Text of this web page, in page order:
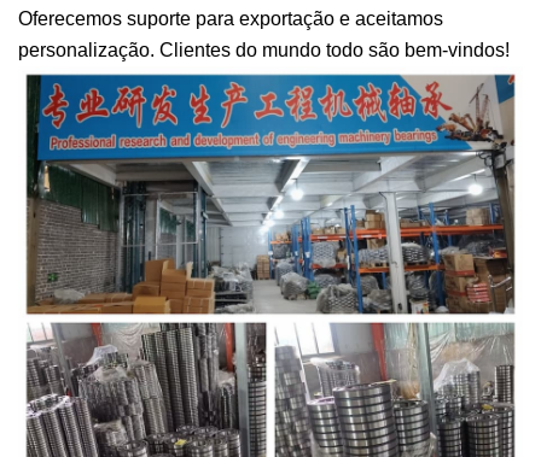
Oferecemos suporte para exportação e aceitamos
personalização. Clientes do mundo todo são bem-vindos!